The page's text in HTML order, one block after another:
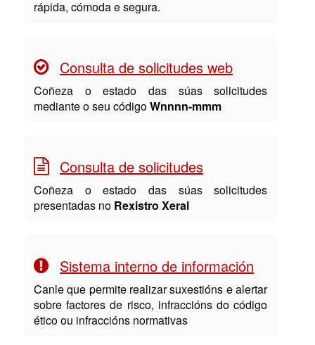
rápida, cómoda e segura.
Consulta de solicitudes web
Coñeza o estado das súas solicitudes
mediante o seu códigoWnnnn-mmm
Consulta de solicitudes
Coñeza o estado das súas solicitudes
presentadas no Rexistro Xeral
Sistema interno de información
Canle que permite realizar suxestións e alertar
sobre factores de risco, infraccións do código
ético ou infraccións normativas